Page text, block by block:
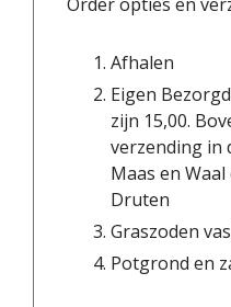
Afhalen
Eigen
zijn 15,00.
verzending in
Maas en
Druten
Graszoden
Potgrond en